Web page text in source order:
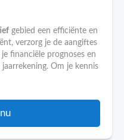
gebied een efficiënte en
verzorg je de aangiftes
financiële prognoses en
Om je kennis